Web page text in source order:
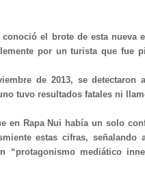
el brote de esta nueva
por un turista que fue
de 2013, se
tuvo resultados fatales ni
en Rapa Nui había un solo
estas cifras, señalando
“protagonismo mediático